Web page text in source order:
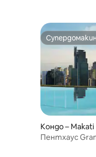
Супердомакин
Супердомакин
Кондо – Makati
Пентхаус